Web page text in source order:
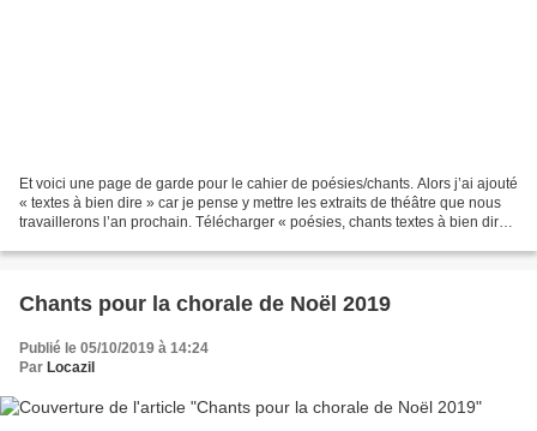
Et voici une page de garde pour le cahier de poésies/chants. Alors j’ai ajouté
« textes à bien dire » car je pense y mettre les extraits de théâtre que nous
travaillerons l’an prochain. Télécharger « poésies, chants textes à bien dire
Chants pour la chorale de Noël 2019
Publié le 05/10/2019 à 14:24
Par Locazil